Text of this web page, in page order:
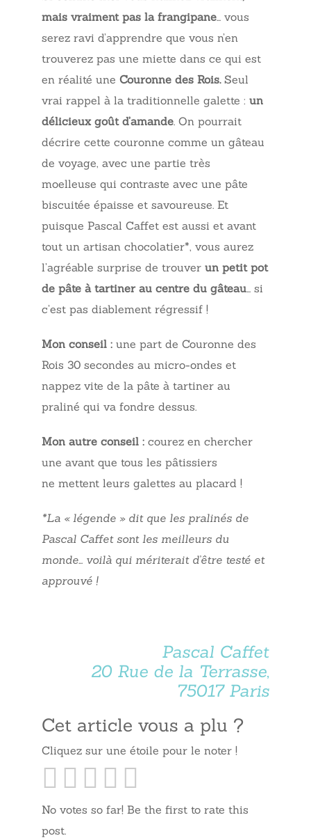
mais vraiment pas la frangipane… vous
serez ravi d’apprendre que vous n’en
trouverez pas une miette dans ce qui est
en réalité une Couronne des Rois. Seul
vrai rappel à la traditionnelle galette : un
délicieux goût d’amande. On pourrait
décrire cette couronne comme un gâteau
de voyage, avec une partie très
moelleuse qui contraste avec une pâte
biscuitée épaisse et savoureuse. Et
puisque Pascal Caffet est aussi et avant
tout un artisan chocolatier*, vous aurez
l’agréable surprise de trouver un petit pot
de pâte à tartiner au centre du gâteau… si
c’est pas diablement régressif !
Mon conseil : une part de Couronne des
Rois 30 secondes au micro-ondes et
nappez vite de la pâte à tartiner au
praliné qui va fondre dessus.
Mon autre conseil : courez en chercher
une avant que tous les pâtissiers
ne mettent leurs galettes au placard !
*La « légende » dit que les pralinés de
Pascal Caffet sont les meilleurs du
monde… voilà qui mériterait d’être testé et
approuvé !
Pascal Caffet
20 Rue de la Terrasse,
75017 Paris
Cet article vous a plu ?
Cliquez sur une étoile pour le noter !
No votes so far! Be the first to rate this
post.